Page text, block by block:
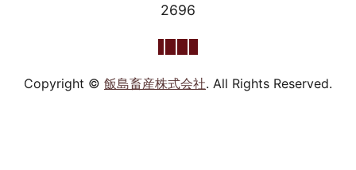
2696
Copyright © 飯島畜産株式会社. All Rights Reserved.